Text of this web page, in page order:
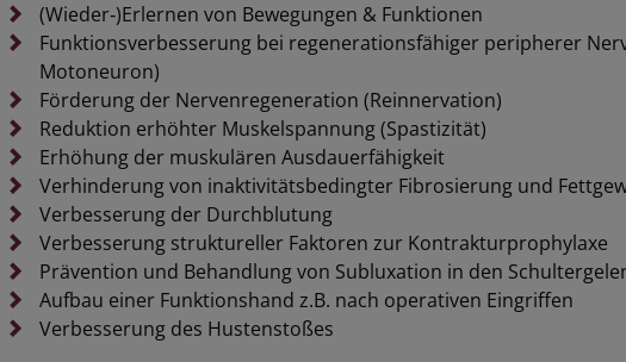
(Wieder‑)Erlernen von Bewegungen & Funktionen
Funktionsverbesserung bei regenerationsfähiger peripherer
Motoneuron)
Förderung der Nervenregeneration (Reinnervation)
Reduktion erhöhter Muskelspannung (Spastizität)
Erhöhung der muskulären Ausdauerfähigkeit
Verhinderung von inaktivitätsbedingter Fibrosierung und
Verbesserung der Durchblutung
Verbesserung struktureller Faktoren zur Kontrakturprophylaxe
Prävention und Behandlung von Subluxation in den
Aufbau einer Funktionshand z.B. nach operativen Eingriffen
Verbesserung des Hustenstoßes